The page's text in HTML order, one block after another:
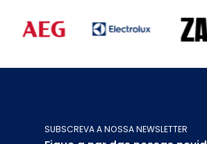
SUBSCREVA A NOSSA NEWSLETTER